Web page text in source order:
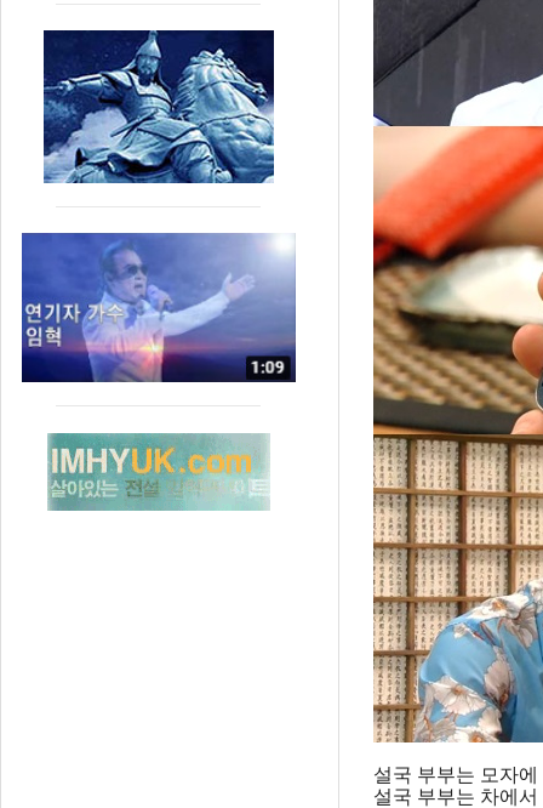
설국 부부는 모자
설국 부부는 차에